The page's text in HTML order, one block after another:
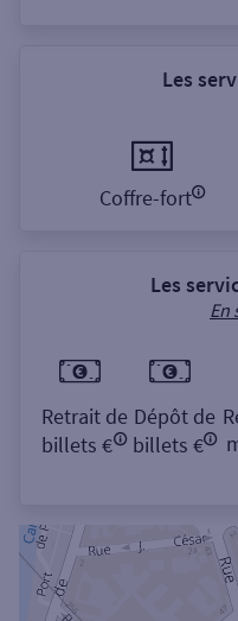
Les
Coffre-fort
Les
En
Retrait de
billets €
Dépôt de
billets €